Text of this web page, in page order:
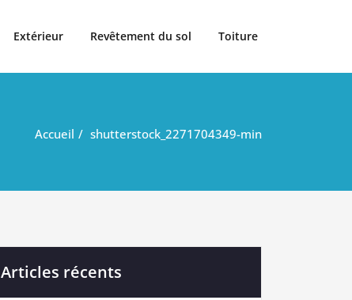
Extérieur Revêtement du sol Toiture
Accueil shutterstock_2271704349-min
Articles récents